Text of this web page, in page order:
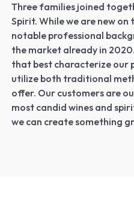
Three families joined
Spirit. While we are new
notable professional
the market already in
that best characterize our
utilize both traditional
offer. Our customers are
most candid wines and
we can create something